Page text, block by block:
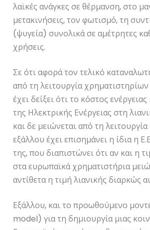
λαϊκές ανάγκες σε θέρμανση, στο
μετακινήσεις, τον φωτισμό, τη
(ψυγεία) συνολικά σε αμέτρητες
χρήσεις.
Σε ότι αφορά τον τελικό
από τη λειτουργία χρηματιστηρίων
έχει δείξει ότι το κόστος ενέργειας
της Ηλεκτρικής Ενέργειας στη
και δε μειώνεται από τη
εξάλλου έχει επισημάνει η ίδια η
της, που διαπιστώνει ότι αν και η
στα ευρωπαϊκά χρηματιστήρια
αντίθετα η τιμή λιανικής διαρκώς
Εξάλλου, και το προωθούμενο
model) για τη δημιουργία μιας